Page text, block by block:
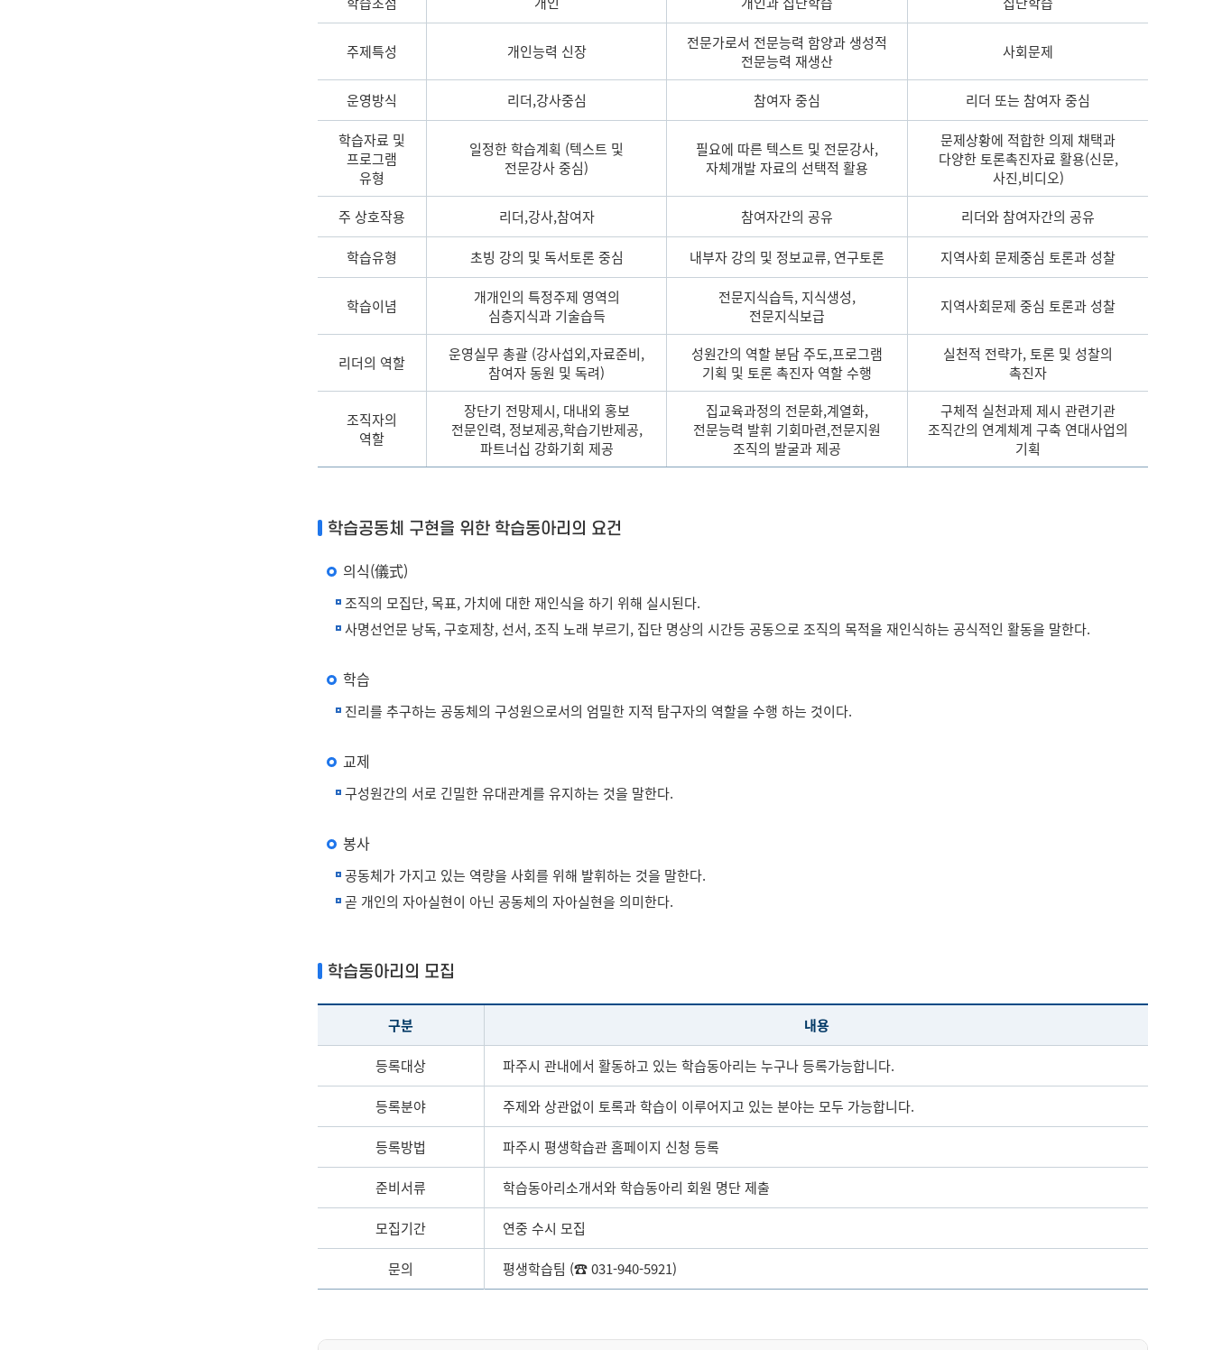
주제특성 개인능력 신장
전문가로서 전문능력 함양과 생성적
전문능력 재생산
사회문제
운영방식 리더,강사중심 참여자 중심 리더 또는 참여자 중심
학습자료 및
프로그램
유형
일정한 학습계획 (텍스트 및
전문강사 중심)
필요에 따른 텍스트 및 전문강사,
자체개발 자료의 선택적 활용
문제상황에 적합한 의제 채택과
다양한 토론촉진자료 활용(신문,
사진,비디오)
주 상호작용 리더,강사,참여자 참여자간의 공유 리더와 참여자간의 공유
학습유형 초빙 강의 및 독서토론 중심 내부자 강의 및 정보교류, 연구토론 지역사회 문제중심 토론과 성찰
학습이념
개개인의 특정주제 영역의
심층지식과 기술습득
전문지식습득, 지식생성,
전문지식보급
지역사회문제 중심 토론과 성찰
리더의 역할
운영실무 총괄 (강사섭외,자료준비,
참여자 동원 및 독려)
성원간의 역할 분담 주도,프로그램
기획 및 토론 촉진자 역할 수행
실천적 전략가, 토론 및 성찰의
촉진자
조직자의
역할
장단기 전망제시, 대내외 홍보
전문인력, 정보제공,학습기반제공,
파트너십 강화기회 제공
집교육과정의 전문화,계열화,
전문능력 발휘 기회마련,전문지원
조직의 발굴과 제공
구체적 실천과제 제시 관련기관
조직간의 연계체계 구축 연대사업의
기획
학습공동체 구현을 위한 학습동아리의 요건
의식(儀式)
조직의 모집단, 목표, 가치에 대한 재인식을 하기 위해 실시된다.
사명선언문 낭독, 구호제창, 선서, 조직 노래 부르기, 집단 명상의 시간등 공동으로 조직의 목적을 재인식하는 공식적인 활동을 말한다.
학습
진리를 추구하는 공동체의 구성원으로서의 엄밀한 지적 탐구자의 역할을 수행 하는 것이다.
교제
구성원간의 서로 긴밀한 유대관계를 유지하는 것을 말한다.
봉사
공동체가 가지고 있는 역량을 사회를 위해 발휘하는 것을 말한다.
곧 개인의 자아실현이 아닌 공동체의 자아실현을 의미한다.
학습동아리의 모집
구분 내용
등록대상 파주시 관내에서 활동하고 있는 학습동아리는 누구나 등록가능합니다.
등록분야 주제와 상관없이 토록과 학습이 이루어지고 있는 분야는 모두 가능합니다.
등록방법 파주시 평생학습관 홈페이지 신청 등록
준비서류 학습동아리소개서와 학습동아리 회원 명단 제출
모집기간 연중 수시 모집
문의 평생학습팀 (☎ 031-940-5921)